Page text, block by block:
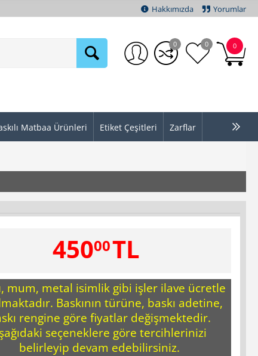
Hakkımızda Yorumlar
0
0 0
Matbaa Ürünleri Etiket Çeşitleri Zarflar
45000TL
mum, metal isimlik gibi işler ilave ücretle
Baskının türüne, baskı adetine,
rengine göre fiyatlar değişmektedir.
seçeneklere göre tercihlerinizi
belirleyip devam edebilirsiniz.